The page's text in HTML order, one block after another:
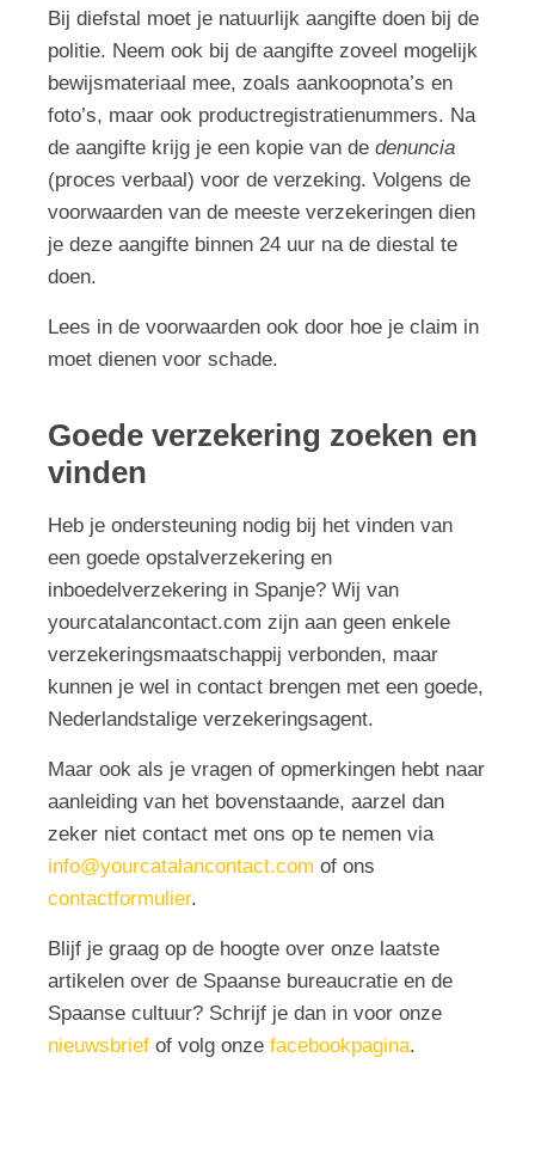
Bij diefstal moet je natuurlijk aangifte doen bij de
politie. Neem ook bij de aangifte zoveel mogelijk
bewijsmateriaal mee, zoals aankoopnota’s en
foto’s, maar ook productregistratienummers. Na
de aangifte krijg je een kopie van de denuncia
(proces verbaal) voor de verzeking. Volgens de
voorwaarden van de meeste verzekeringen dien
je deze aangifte binnen 24 uur na de diestal te
doen.
Lees in de voorwaarden ook door hoe je claim in
moet dienen voor schade.
Goede verzekering zoeken en
vinden
Heb je ondersteuning nodig bij het vinden van
een goede opstalverzekering en
inboedelverzekering in Spanje? Wij van
yourcatalancontact.com zijn aan geen enkele
verzekeringsmaatschappij verbonden, maar
kunnen je wel in contact brengen met een goede,
Nederlandstalige verzekeringsagent.
Maar ook als je vragen of opmerkingen hebt naar
aanleiding van het bovenstaande, aarzel dan
zeker niet contact met ons op te nemen via
info@yourcatalancontact.com of ons
contactformulier.
Blijf je graag op de hoogte over onze laatste
artikelen over de Spaanse bureaucratie en de
Spaanse cultuur? Schrijf je dan in voor onze
nieuwsbrief of volg onze facebookpagina.